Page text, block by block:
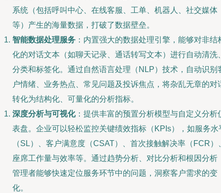
系统（包括呼叫中心、在线客服、工单、机器人、社交媒体
等）产生的海量数据，打破了数据壁垒。
智能数据处理服务 ：内置强大的数据处理引擎，能够对非结
化的对话文本（如聊天记录、通话转写文本）进行自动清洗
分类和标签化。通过自然语言处理（NLP）技术，自动识别
户情绪、业务热点、常见问题及投诉焦点，将杂乱无章的对
转化为结构化、可量化的分析指标。
深度分析与可视化：提供丰富的预置分析模型与自定义分析
表盘。企业可以轻松监控关键绩效指标（KPIs），如服务水
（SL）、客户满意度（CSAT）、首次接触解决率（FCR）
座席工作量与效率等。通过趋势分析、对比分析和根因分析
管理者能够快速定位服务环节中的问题，洞察客户需求的变
化。